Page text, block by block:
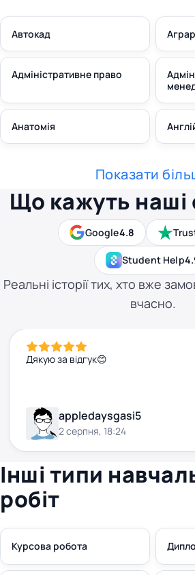
Автокад
Адміністративне право
Анатомія
Показати
Google4.8
Student Help
Що кажуть наші
Реальні історії тих, хто вже
вчасно.
Дякую за відгук😊
appledaysgasi5
2 серпня, 18:24
Інші типи
робіт
Курсова робота